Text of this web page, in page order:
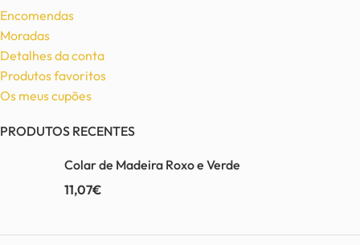
Encomendas
Moradas
Detalhes da conta
Produtos favoritos
Os meus cupões
PRODUTOS RECENTES
Colar de Madeira Roxo e Verde
11,07€